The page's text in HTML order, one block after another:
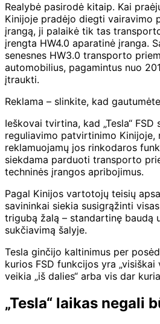
Realybė pasirodė kitaip. Kai
Kinijoje pradėjo diegti vairavimo
įrangą, ji palaikė tik tas
įrengta HW4.0 aparatinė įranga.
senesnes HW3.0 transporto
automobilius, pagamintus nuo
įtraukti.
Reklama – slinkite, kad
Ieškovai tvirtina, kad „Tesla“ FSD
reguliavimo patvirtinimo Kinijoje,
reklamuojamų jos rinkodaros
siekdama parduoti transporto
techninės įrangos apribojimus.
Pagal Kinijos vartotojų teisių
savininkai siekia susigrąžinti
trigubą žalą – standartinę baudą
sukčiavimą šalyje.
Tesla ginčijo kaltinimus per
kurios FSD funkcijos yra „visiškai
veikia „iš dalies“ arba vis dar
„Tesla“ laikas negali